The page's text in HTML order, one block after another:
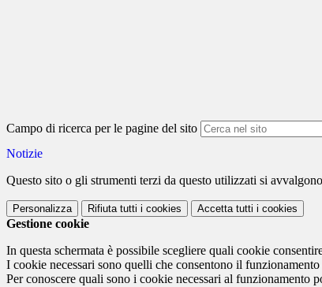
Campo di ricerca per le pagine del sito
Notizie
Questo sito o gli strumenti terzi da questo utilizzati si
Personalizza Rifiuta tutti i cookies Accetta tutti i cookies
Gestione cookie
In questa schermata è possibile scegliere quali cookie
I cookie necessari sono quelli che consentono il
Per conoscere quali sono i cookie necessari al funzionamento